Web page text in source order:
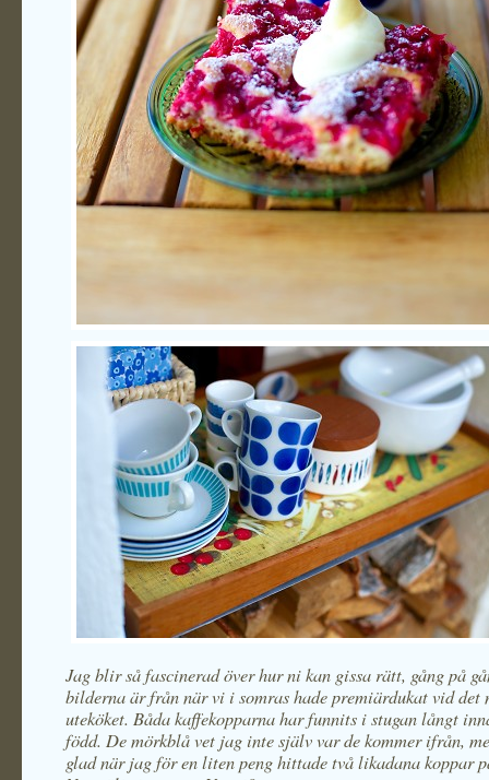
Jag blir så fascinerad över hur ni kan gissa rätt, gång på
bilderna är från när vi i somras hade premiärdukat vid det
uteköket. Båda kaffekopparna har funnits i stugan långt
född. De mörkblå vet jag inte själv var de kommer ifrån,
glad när jag för en liten peng hittade två likadana koppar